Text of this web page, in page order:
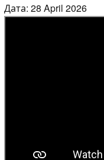
Дата: 28 April 2026